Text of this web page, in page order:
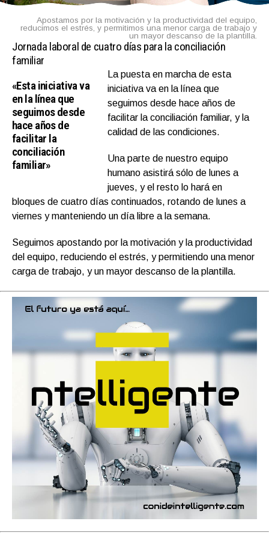
Apostamos por la motivación y la productividad del equipo,
reducimos el estrés, y permitimos una menor carga de trabajo y
un mayor descanso de la plantilla.
Jornada laboral de cuatro días para la conciliación
familiar
«Esta iniciativa va
en la línea que
seguimos desde
hace años de
facilitar la
conciliación
familiar»
La puesta en marcha de esta
iniciativa va en la línea que
seguimos desde hace años de
facilitar la conciliación familiar, y la
calidad de las condiciones.
Una parte de nuestro equipo
humano asistirá sólo de lunes a
jueves, y el resto lo hará en
bloques de cuatro días continuados, rotando de lunes a
viernes y manteniendo un día libre a la semana.
Seguimos apostando por la motivación y la productividad
del equipo, reduciendo el estrés, y permitiendo una menor
carga de trabajo, y un mayor descanso de la plantilla.